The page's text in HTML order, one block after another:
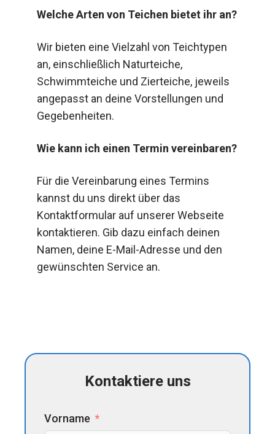
Welche Arten von Teichen bietet ihr an?
Wir bieten eine Vielzahl von Teichtypen
an, einschließlich Naturteiche,
Schwimmteiche und Zierteiche, jeweils
angepasst an deine Vorstellungen und
Gegebenheiten.
Wie kann ich einen Termin vereinbaren?
Für die Vereinbarung eines Termins
kannst du uns direkt über das
Kontaktformular auf unserer Webseite
kontaktieren. Gib dazu einfach deinen
Namen, deine E-Mail-Adresse und den
gewünschten Service an.
Kontaktiere uns
Vorname